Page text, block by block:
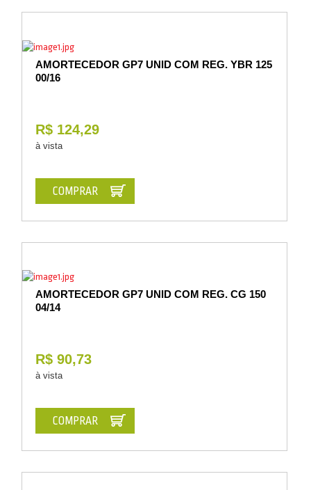
Vestuário
AMORTECEDOR GP7 UNID COM REG. YBR 125
00/16
R$ 124,29
à vista
COMPRAR
AMORTECEDOR GP7 UNID COM REG. CG 150
04/14
R$ 90,73
à vista
COMPRAR